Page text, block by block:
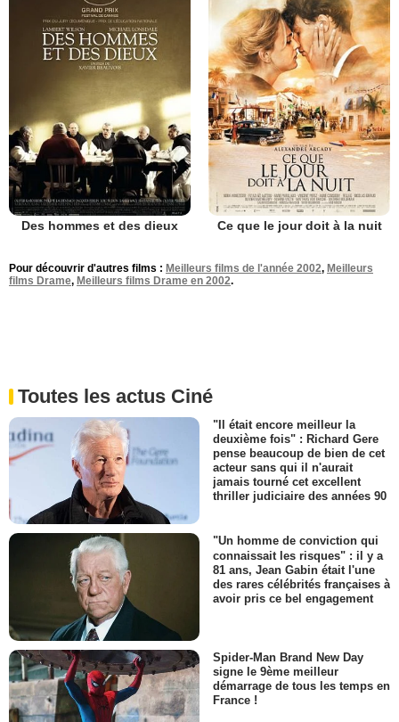
Des hommes et des dieux Ce que le jour doit à la nuit
Pour découvrir d'autres films : Meilleurs films de l'année 2002, Meilleurs
films Drame, Meilleurs films Drame en 2002.
Toutes les actus Ciné
"Il était encore meilleur la
deuxième fois" : Richard Gere
pense beaucoup de bien de cet
acteur sans qui il n'aurait
jamais tourné cet excellent
thriller judiciaire des années 90
"Un homme de conviction qui
connaissait les risques" : il y a
81 ans, Jean Gabin était l'une
des rares célébrités françaises à
avoir pris ce bel engagement
Spider-Man Brand New Day
signe le 9ème meilleur
démarrage de tous les temps en
France !